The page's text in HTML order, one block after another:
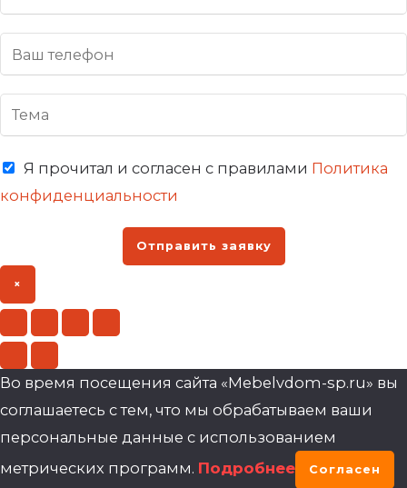
Я прочитал и согласен с правилами Политика
конфиденциальности
Отправить заявку
×
Во время посещения сайта «Mebelvdom-sp.ru» вы
соглашаетесь с тем, что мы обрабатываем ваши
персональные данные с использованием
метрических программ. Подробнее Согласен